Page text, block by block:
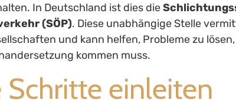
In Deutschland ist dies die
(SÖP). Diese unabhängige Stelle
und kann helfen, Probleme zu
kommen muss.
Schritte einleiten